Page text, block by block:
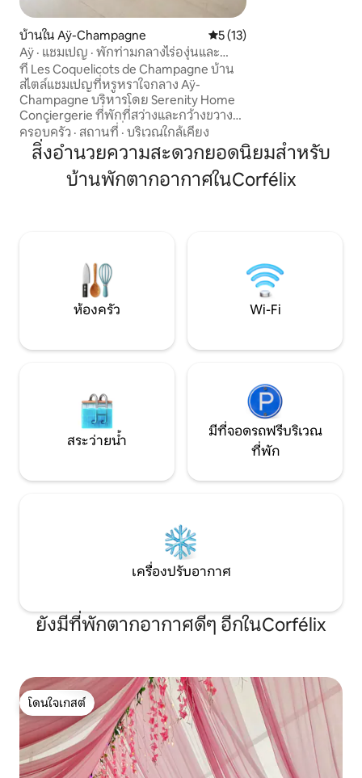
บ้านใน Aÿ-Champagne คะแนนเฉลี่ย 5 จาก 5, 13 รีวิว
5 (13)
Aÿ · แชมเปญ · พักท่ามกลางไร่องุ่นและ
เสน่ห์
ที่ Les Coquelicots de Champagne บ้าน
สไตล์แชมเปญที่หรูหราใจกลาง Aÿ-
Champagne บริหารโดย Serenity Home
Conciergerie ที่พักที่สว่างและกว้างขวาง
แห่งนี้มี 2 ห้องสวีทที่สะดวกสบาย ห้องครัว
ที่มีอุปกรณ์ครบครัน ห้องนั่งเล่นที่อบอุ่น
และพื้นที่รับประทานอาหารที่เป็นกันเอง
ที่พักแห่งนี้ตั้งอยู่บนถนนที่เงียบสงบ ห่าง
จากพิพิธภัณฑ์เพรสโซเรีย ไร่องุ่นที่ได้รับ
ท่องเที่ยวเชิงไวน์ และเสน่ห์ของแชมเปญ
ครอบครัว · สถานที่ · บริเวณใกล้เคียง
สิ่งอำนวยความสะดวกยอดนิยมสำหรับ
บ้านพักตากอากาศในCorfélix
ห้องครัว Wi-Fi
สระว่ายน้ำ
มีที่จอดรถฟรีบริเวณ
ที่พัก
เครื่องปรับอากาศ
ยังมีที่พักตากอากาศดีๆ อีกในCorfélix
โดนใจเกสต์
โดนใจเกสต์